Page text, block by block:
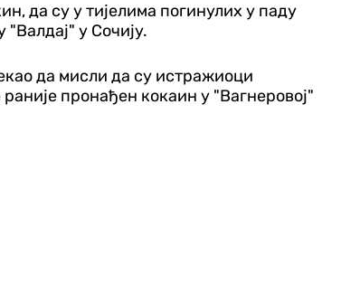
да су у тијелима погинулих у паду
у Сочију.
да мисли да су истражиоци
пронађен кокаин у "Вагнеровој"